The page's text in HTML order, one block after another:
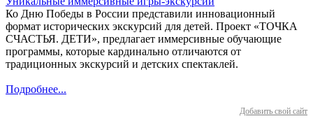
Ко Дню Победы в России представили инновационный
формат исторических экскурсий для детей. Проект «ТОЧКА
СЧАСТЬЯ. ДЕТИ», предлагает иммерсивные обучающие
программы, которые кардинально отличаются от
традиционных экскурсий и детских спектаклей.
Подробнее...
Добавить свой сайт